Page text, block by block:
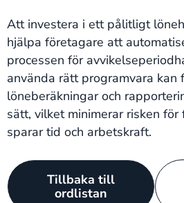
Att investera i ett pålitligt
hjälpa företagare att
processen för
använda rätt programvara kan
löneberäkningar och
sätt, vilket minimerar risken
sparar tid och arbetskraft.
Tillbaka till
ordlistan